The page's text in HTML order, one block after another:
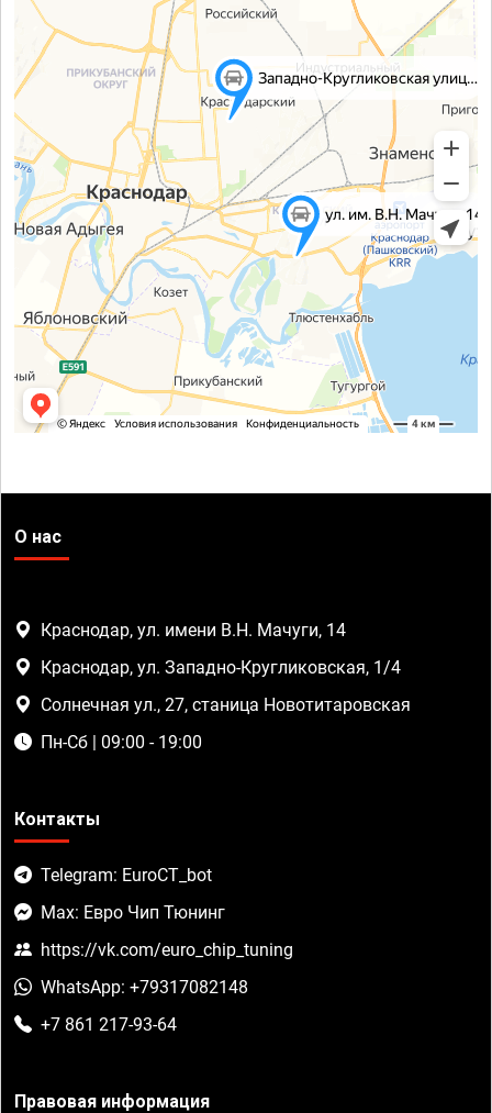
О нас
Краснодар, ул. имени В.Н. Мачуги, 14
Краснодар, ул. Западно-Кругликовская, 1/4
Солнечная ул., 27, станица Новотитаровская
Пн-Сб | 09:00 - 19:00
Контакты
Telegram: EuroCT_bot
Max: Евро Чип Тюнинг
https://vk.com/euro_chip_tuning
WhatsApp: +79317082148
+7 861 217-93-64
Правовая информация